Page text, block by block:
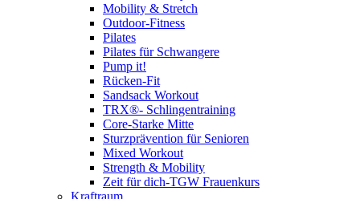
Mobility & Stretch
Outdoor-Fitness
Pilates
Pilates für Schwangere
Pump it!
Rücken-Fit
Sandsack Workout
TRX®- Schlingentraining
Core-Starke Mitte
Sturzprävention für Senioren
Mixed Workout
Strength & Mobility
Zeit für dich-TGW Frauenkurs
Kraftraum